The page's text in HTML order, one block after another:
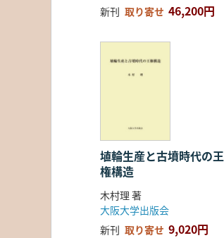
新刊 取り寄せ 46,200円
埴輪生産と古墳時代の王
権構造
木村理 著
大阪大学出版会
新刊 取り寄せ 9,020円